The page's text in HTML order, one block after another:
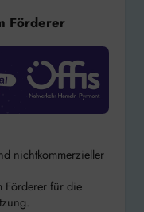
Förderer
nichtkommerzieller
Förderer für die